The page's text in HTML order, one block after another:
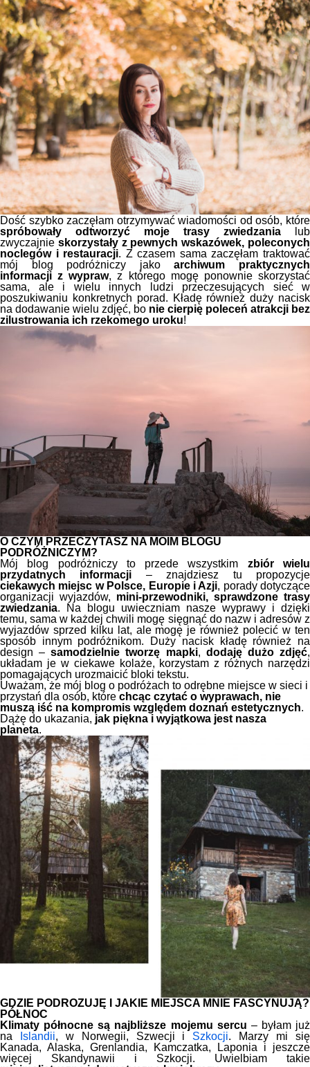
Dość szybko zaczęłam otrzymywać wiadomości od osób, które
spróbowały odtworzyć moje trasy zwiedzania lub
zwyczajnie skorzystały z pewnych wskazówek, poleconych
noclegów i restauracji. Z czasem sama zaczęłam traktować
mój blog podróżniczy jakoarchiwum praktycznych
informacji z wypraw, z którego mogę ponownie skorzystać
sama, ale i wielu innych ludzi przeczesujących sieć w
poszukiwaniu konkretnych porad. Kładę również duży nacisk
na dodawanie wielu zdjęć, bo nie cierpię poleceń atrakcji bez
zilustrowania ich rzekomego uroku!
O CZYM PRZECZYTASZ NA MOIM BLOGU
PODRÓŻNICZYM?
Mój blog podróżniczy to przede wszystkim zbiór wielu
przydatnych informacji – znajdziesz tu propozycje
ciekawych miejsc w Polsce, Europie i Azji, porady dotyczące
organizacji wyjazdów, mini-przewodniki, sprawdzone trasy
zwiedzania. Na blogu uwieczniam nasze wyprawy i dzięki
temu, sama w każdej chwili mogę sięgnąć do nazw i adresów z
wyjazdów sprzed kilku lat, ale mogę je również polecić w ten
sposób innym podróżnikom. Duży nacisk kładę również na
design –samodzielnie tworzę mapki, dodaję dużo zdjęć,
układam je w ciekawe kolaże, korzystam z różnych narzędzi
pomagających urozmaicić bloki tekstu.
Uważam, że mój blog o podróżach to odrębne miejsce w sieci i
przystań dla osób, które chcąc czytać o wyprawach, nie
muszą iść na kompromis względem doznań estetycznych.
Dążę do ukazania, jak piękna i wyjątkowa jest nasza
planeta.
GDZIE PODRÓŻUJĘ I JAKIE MIEJSCA MNIE FASCYNUJĄ?
PÓŁNOC
Klimaty północne są najbliższe mojemu sercu – byłam już
na
Islandii, w Norwegii, Szwecji i Szkocji. Marzy mi się
Kanada, Alaska, Grenlandia, Kamczatka, Laponia i jeszcze
więcej Skandynawii i Szkocji. Uwielbiam takie